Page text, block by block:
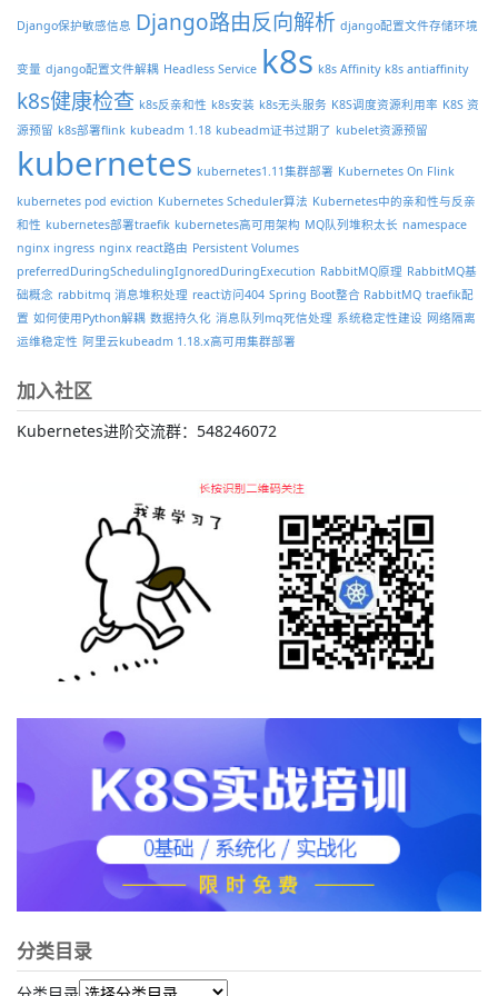
Django保护敏感信息 Django路由反向解析 django配置文件存储环境
变量 django配置文件解耦 Headless Service k8s k8s Affinity k8s antiaffinity
k8s健康检查 k8s反亲和性 k8s安装 k8s无头服务 K8S调度资源利用率 K8S 资
源预留 k8s部署flink kubeadm 1.18 kubeadm证书过期了 kubelet资源预留
kubernetes kubernetes1.11集群部署 Kubernetes On Flink
kubernetes pod eviction Kubernetes Scheduler算法 Kubernetes中的亲和性与反亲
和性 kubernetes部署traefik kubernetes高可用架构 MQ队列堆积太长 namespace
nginx ingress nginx react路由 Persistent Volumes
preferredDuringSchedulingIgnoredDuringExecution RabbitMQ原理 RabbitMQ基
础概念 rabbitmq 消息堆积处理 react访问404 Spring Boot整合 RabbitMQ traefik配
置 如何使用Python解耦 数据持久化 消息队列mq死信处理 系统稳定性建设 网络隔离
运维稳定性 阿里云kubeadm 1.18.x高可用集群部署
加入社区
Kubernetes进阶交流群：548246072
分类目录